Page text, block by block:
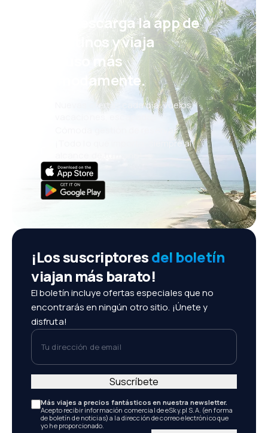
¡Eh! Descarga la app de
eDestinos y viaja
incluso más
cómodamente.
Nuevas ofertas cada día: vuelos,
vacaciones, escapadas
Cómoda gestión de reservas
¡Todo lo que importa, siempre al
¡Los suscriptoresdel boletín
viajan más barato!
El boletín incluye ofertas especiales que no
encontrarás en ningún otro sitio. ¡Únete y
disfruta!
Tu dirección de email
Más viajes a precios fantásticos en nuestra newsletter.
Acepto recibir información comercial de eSky.pl S.A. (en forma
de boletín de noticias) a la dirección de correo electrónico que
yo he proporcionado.
Suscríbete